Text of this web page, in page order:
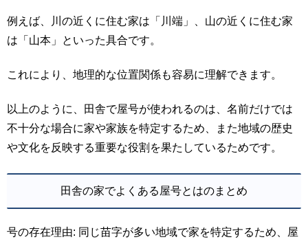
例えば、川の近くに住む家は「川端」、山の近くに住む家
は「山本」といった具合です。
これにより、地理的な位置関係も容易に理解できます。
以上のように、田舎で屋号が使われるのは、名前だけでは
不十分な場合に家や家族を特定するため、また地域の歴史
や文化を反映する重要な役割を果たしているためです。
田舎の家でよくある屋号とはのまとめ
号の存在理由: 同じ苗字が多い地域で家を特定するため、屋